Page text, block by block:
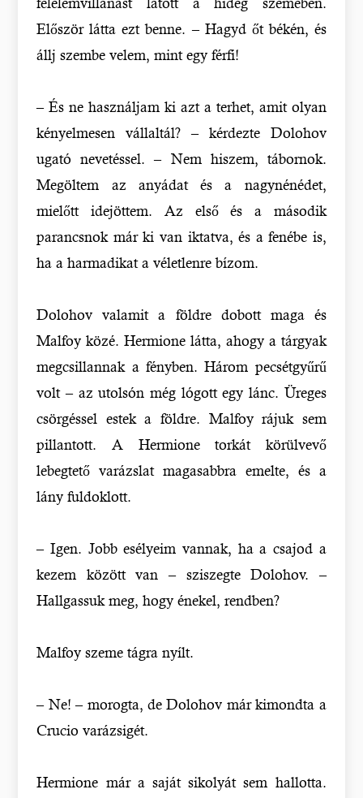
Először látta ezt benne. – Hagyd őt békén, és
állj szembe velem, mint egy férfi!
– És ne használjam ki azt a terhet, amit olyan
kényelmesen vállaltál? – kérdezte Dolohov
ugató nevetéssel. – Nem hiszem, tábornok.
Megöltem az anyádat és a nagynénédet,
mielőtt idejöttem. Az első és a második
parancsnok már ki van iktatva, és a fenébe is,
ha a harmadikat a véletlenre bízom.
Dolohov valamit a földre dobott maga és
Malfoy közé. Hermione látta, ahogy a tárgyak
megcsillannak a fényben. Három pecsétgyűrű
volt – az utolsón még lógott egy lánc. Üreges
csörgéssel estek a földre. Malfoy rájuk sem
pillantott. A Hermione torkát körülvevő
lebegtető varázslat magasabbra emelte, és a
lány fuldoklott.
– Igen. Jobb esélyeim vannak, ha a csajod a
kezem között van – sziszegte Dolohov. –
Hallgassuk meg, hogy énekel, rendben?
Malfoy szeme tágra nyílt.
– Ne! – morogta, de Dolohov már kimondta a
Crucio varázsigét.
Hermione már a saját sikolyát sem hallotta.